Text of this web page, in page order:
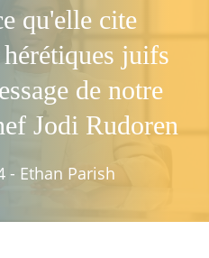
qu'elle cite
juifs
de notre
Jodi Rudoren
- Ethan Parish